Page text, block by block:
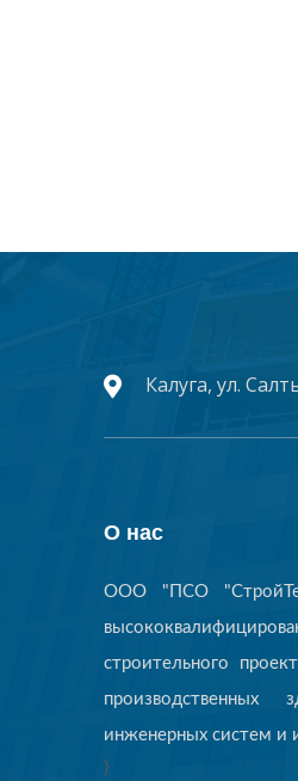
Калуга, ул.
О нас
ООО "ПСО
строительного
производственных
инженерных систем и
}